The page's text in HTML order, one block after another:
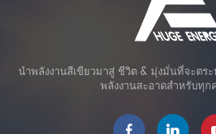
นำพลังงานสีเขียวมาสู่ ชีวิต & มุ่งมั่นที่จะตร
พลังงานสะอาดสำหรับทุ